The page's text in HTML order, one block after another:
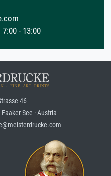
7:00 - 13:00
46
See · Austria